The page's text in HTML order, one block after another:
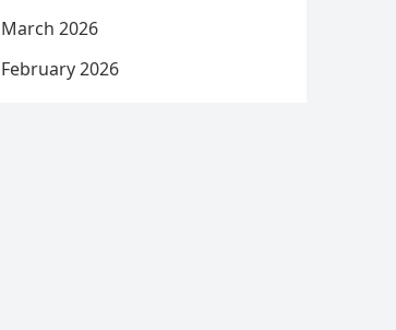
March 2026
February 2026